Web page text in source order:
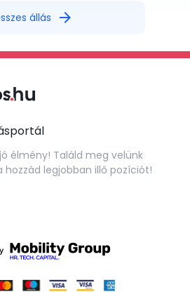
állás arrow_forward
élmény! Találd meg velünk
hozzád legjobban illő pozíciót!